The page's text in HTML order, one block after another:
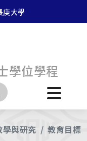
庚大學
學位學程
搜尋
學與研究 教育目標